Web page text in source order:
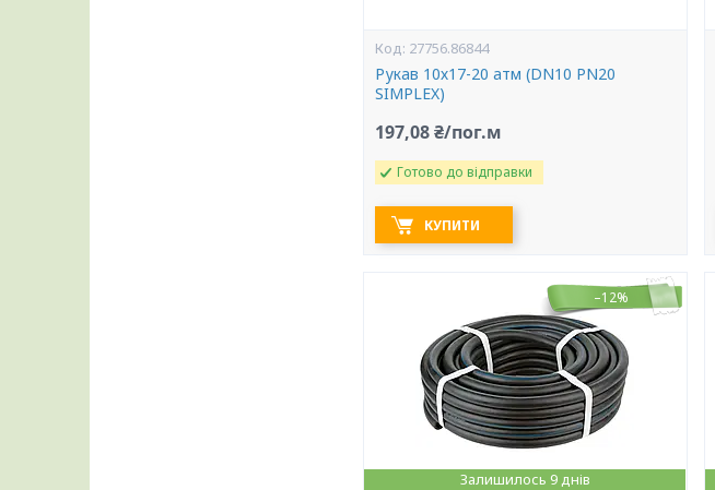
27756.86844
Рукав 10х17-20 атм (DN10 PN20
SIMPLEX)
197,08 ₴/пог.м
Готово до відправки
КУПИТИ
–12%
Залишилось 9 днів